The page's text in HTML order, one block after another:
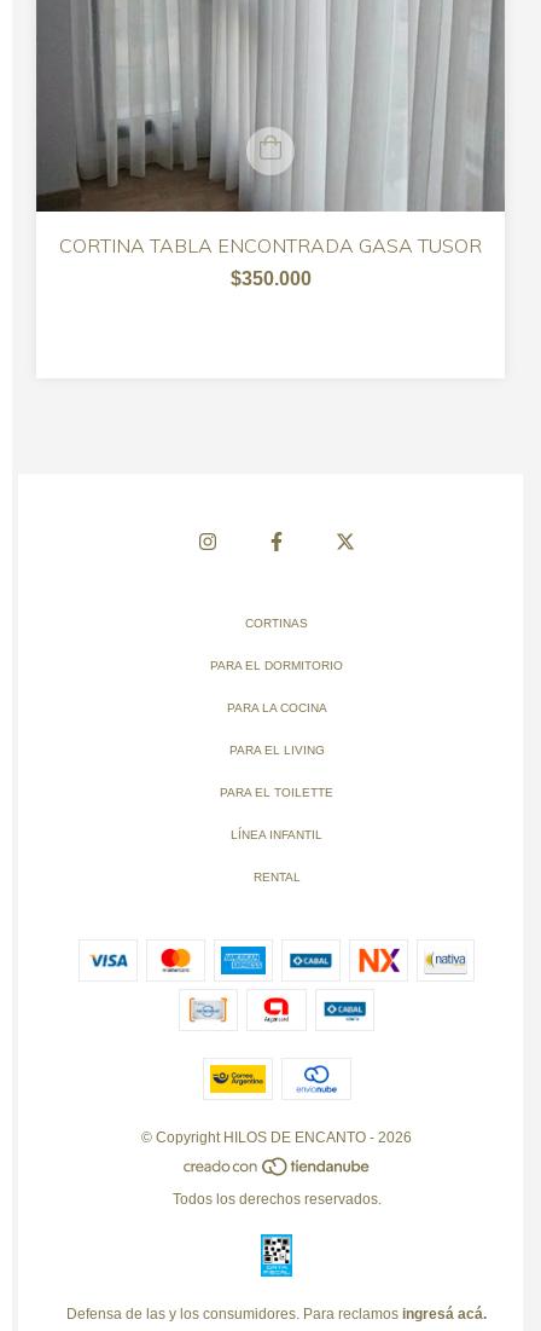
CORTINA TABLA ENCONTRADA GASA TUSOR
$350.000
CORTINAS
PARA EL DORMITORIO
PARA LA COCINA
PARA EL LIVING
PARA EL TOILETTE
LÍNEA INFANTIL
RENTAL
© Copyright HILOS DE ENCANTO - 2026
Todos los derechos reservados.
Defensa de las y los consumidores. Para reclamos ingresá acá.